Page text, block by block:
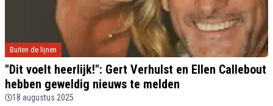
Buiten de lijnen
"Dit voelt heerlijk!": Gert Verhulst en Ellen Callebout
hebben geweldig nieuws te melden
18 augustus 2025